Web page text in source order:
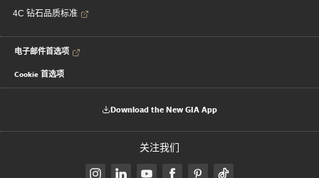
4C 钻石品质标准
电子邮件首选项
Cookie 首选项
Download the New GIA App
关注我们